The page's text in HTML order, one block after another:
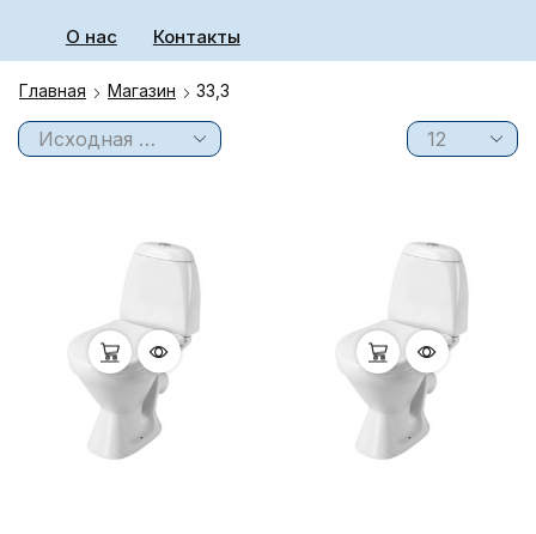
О нас Контакты
Главная Магазин 33,3